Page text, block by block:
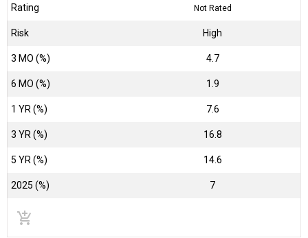
Rating Not Rated
Risk High
3 MO (%) 4.7
6 MO (%) 1.9
1 YR (%) 7.6
3 YR (%) 16.8
5 YR (%) 14.6
2025 (%) 7
add_shopping_cart